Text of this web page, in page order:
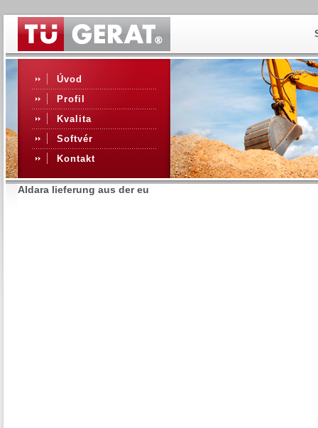
Úvod
Profil
Kvalita
Softvér
Kontakt
Aldara lieferung aus der eu